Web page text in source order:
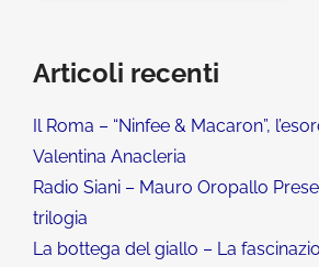
Articoli recenti
Il Roma – “Ninfee & Macaron”,
Valentina Anacleria
Radio Siani – Mauro Oropallo
trilogia
La bottega del giallo – La